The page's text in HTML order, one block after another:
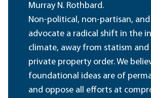
Murray N. Rothbard.
Non-political, non-partisan, and
advocate a radical shift in the
climate, away from statism
private property order. We
foundational ideas are of
and oppose all efforts at